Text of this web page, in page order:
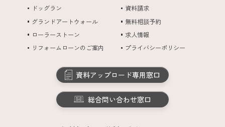
ドッグラン
グランドアートウォール
ローラーストーン
リフォームローンのご案内
資料請求
無料相談予約
求人情報
プライバシーポリシー
資料アップロード専用窓口
総合問い合わせ窓口